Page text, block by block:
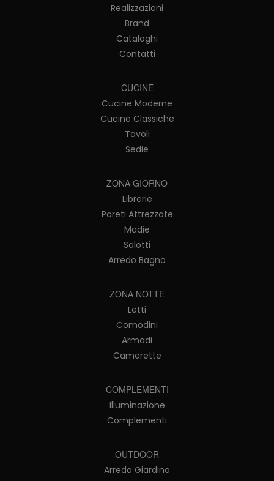
Realizzazioni
Brand
Cataloghi
Contatti
CUCINE
Cucine Moderne
Cucine Classiche
Tavoli
Sedie
ZONA GIORNO
Librerie
Pareti Attrezzate
Madie
Salotti
Arredo Bagno
ZONA NOTTE
Letti
Comodini
Armadi
Camerette
COMPLEMENTI
Illuminazione
Complementi
OUTDOOR
Arredo Giardino